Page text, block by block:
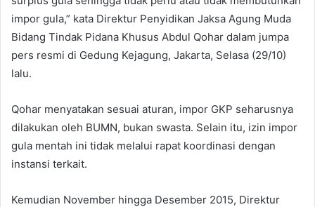
impor gula,” kata Direktur Penyidikan Jaksa Agung Muda
Bidang Tindak Pidana Khusus Abdul Qohar dalam jumpa
pers resmi di Gedung Kejagung, Jakarta, Selasa (29/10)
lalu.
Qohar menyatakan sesuai aturan, impor GKP seharusnya
dilakukan oleh BUMN, bukan swasta. Selain itu, izin impor
gula mentah ini tidak melalui rapat koordinasi dengan
instansi terkait.
Kemudian November hingga Desember 2015, Direktur